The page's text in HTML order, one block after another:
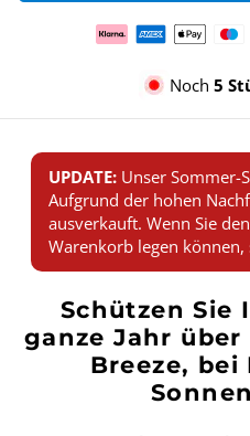
Zahlungsmethoden
Noch 5
UPDATE: Unser Sommer-
Aufgrund der hohen
ausverkauft. Wenn Sie
Warenkorb legen
Schützen Sie
ganze Jahr
Breeze, bei